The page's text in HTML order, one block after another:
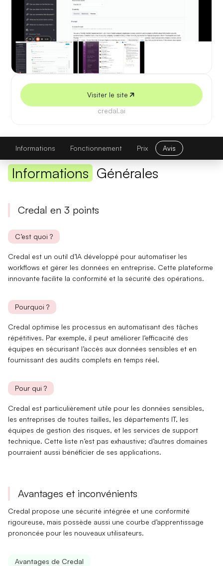
5 juillet 2026
Visiter le site
credal.ai
Credal
Visiter le site
Informations
Fonctionnement Prix Avis
Informations Générales
Credal en 3 points
C’est quoi ?
Credal est un outil d’IA développé pour automatiser les
workflows et gérer les données en entreprise. Cette plateforme
innovante facilite la conformité et la sécurité des opérations.
Pourquoi ?
Credal optimise les processus en automatisant des tâches
répétitives. Par exemple, il peut améliorer l’efficacité des
équipes en sécurisant l’accès aux données sensibles et en
fournissant des audits complets en temps réel.
Pour qui ?
Credal est particulièrement utile pour les données sensibles,
les entreprises de toutes tailles, les départements IT, les
équipes de gestion des risques, et les services de support
technique. Cette liste n’est pas exhaustive; d’autres domaines
pourraient aussi bénéficier de ses applications.
Avantages et inconvénients
Credal propose une sécurité intégrée et une conformité
rigoureuse, mais possède aussi une courbe d’apprentissage
prononcée pour les nouveaux utilisateurs.
Avantages de Credal